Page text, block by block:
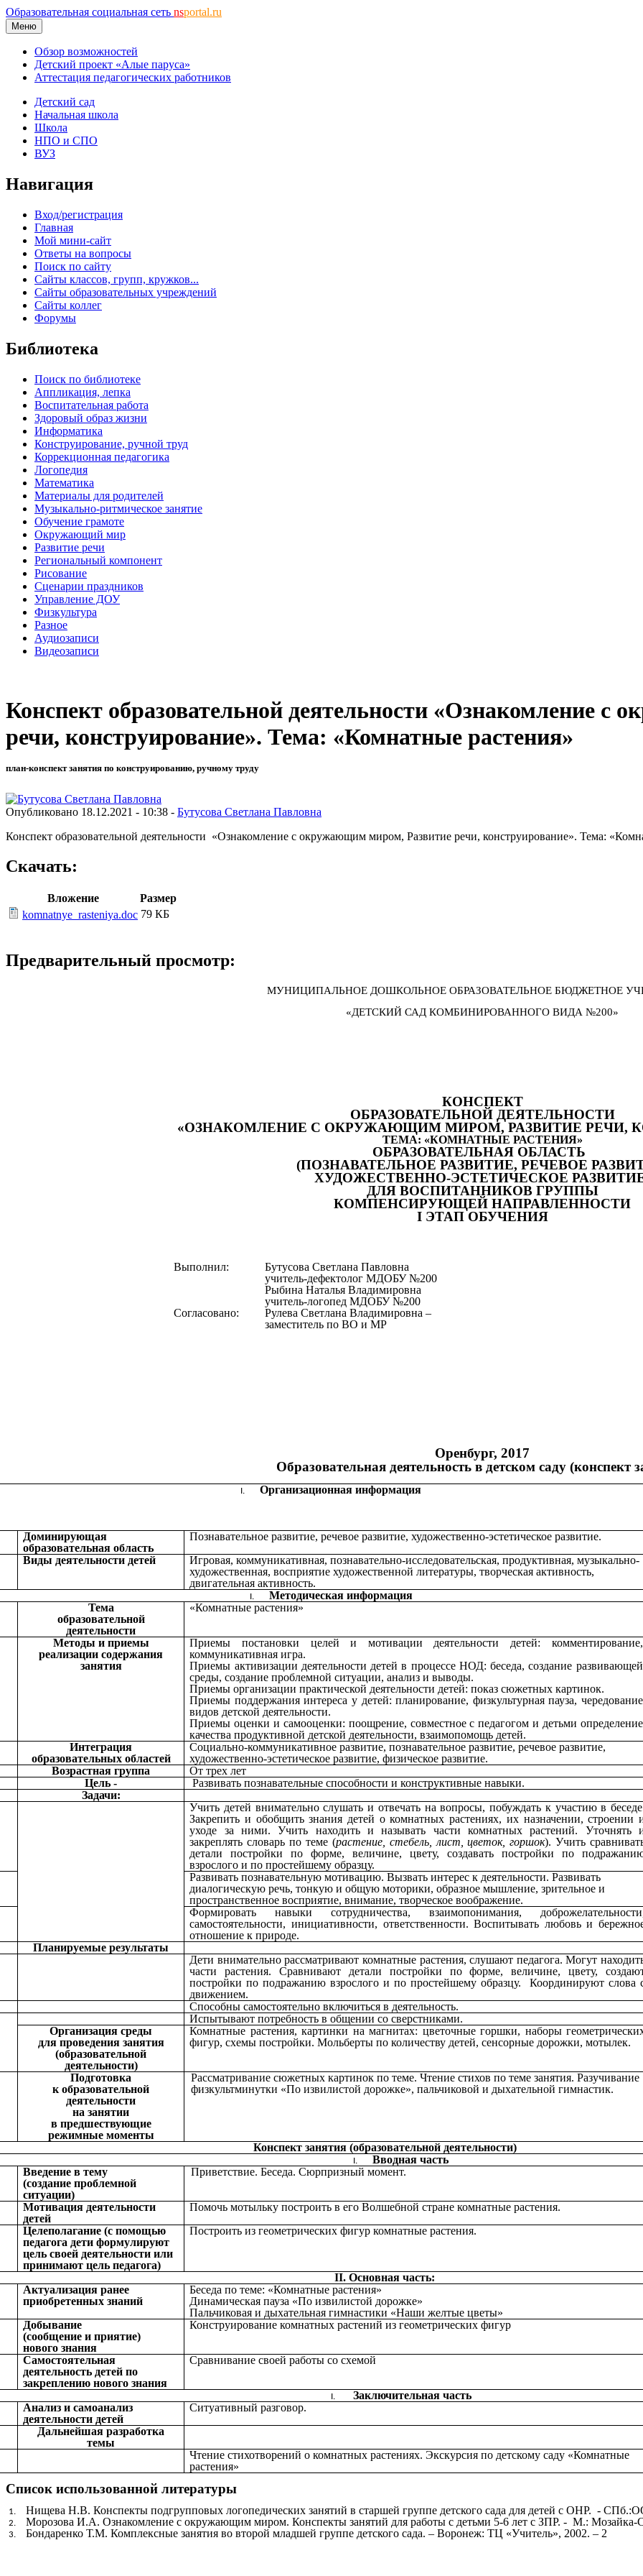
Образовательная социальная сеть nsportal.ru
Меню
Обзор возможностей
Детский проект «Алые паруса»
Аттестация педагогических работников
Детский сад
Начальная школа
Школа
НПО и СПО
ВУЗ
Навигация
Вход/регистрация
Главная
Мой мини-сайт
Ответы на вопросы
Поиск по сайту
Сайты классов, групп, кружков...
Сайты образовательных учреждений
Сайты коллег
Форумы
Библиотека
Поиск по библиотеке
Аппликация, лепка
Воспитательная работа
Здоровый образ жизни
Информатика
Конструирование, ручной труд
Коррекционная педагогика
Логопедия
Математика
Материалы для родителей
Музыкально-ритмическое занятие
Обучение грамоте
Окружающий мир
Развитие речи
Региональный компонент
Рисование
Сценарии праздников
Управление ДОУ
Физкультура
Разное
Аудиозаписи
Видеозаписи
Конспект образовательной деятельности «Ознакомление
речи, конструирование». Тема: «Комнатные растения»
план-конспект занятия по конструированию, ручному труду
Опубликовано 18.12.2021 - 10:38 - Бутусова Светлана Павловна
Конспект образовательной деятельности «Ознакомление с окружающим миром, Развитие речи, конструирование». Тема:
Скачать:
Вложение
Размер
komnatnye_rasteniya.doc 79 КБ
Предварительный просмотр:
МУНИЦИПАЛЬНОЕ ДОШКОЛЬНОЕ ОБРАЗОВАТЕЛЬНОЕ БЮДЖЕТНОЕ
«ДЕТСКИЙ САД КОМБИНИРОВАННОГО ВИДА №200»
КОНСПЕКТ
ОБРАЗОВАТЕЛЬНОЙ ДЕЯТЕЛЬНОСТИ
«ОЗНАКОМЛЕНИЕ С ОКРУЖАЮЩИМ МИРОМ, РАЗВИТИЕ РЕЧИ,
ТЕМА: «КОМНАТНЫЕ РАСТЕНИЯ»
ОБРАЗОВАТЕЛЬНАЯ ОБЛАСТЬ
(ПОЗНАВАТЕЛЬНОЕ РАЗВИТИЕ, РЕЧЕВОЕ
ХУДОЖЕСТВЕННО-ЭСТЕТИЧЕСКОЕ
ДЛЯ ВОСПИТАННИКОВ ГРУППЫ
КОМПЕНСИРУЮЩЕЙ НАПРАВЛЕННОСТИ
I ЭТАП ОБУЧЕНИЯ
Выполнил:
Бутусова Светлана Павловна
учитель-дефектолог МДОБУ №200
Рыбина Наталья Владимировна
учитель-логопед МДОБУ №200
Согласовано:
Рулева Светлана Владимировна –
заместитель по ВО и МР
Оренбург, 2017
Образовательная деятельность в детском саду (конспект
Организационная информация
Доминирующая
образовательная область
Познавательное развитие, речевое развитие, художественно-эстетическое развитие.
Виды деятельности детей
Игровая, коммуникативная, познавательно-исследовательская, продуктивная, музыкально-
художественная, восприятие художественной литературы, творческая активность,
двигательная активность.
Методическая информация
Тема
образовательной
деятельности
«Комнатные растения»
Методы и приемы
реализации содержания
занятия
Приемы постановки целей и мотивации деятельности детей: комментирование,
коммуникативная игра.
Приемы активизации деятельности детей в процессе НОД: беседа, создание развивающей
среды, создание проблемной ситуации, анализ и выводы.
Приемы организации практической деятельности детей: показ сюжетных картинок.
Приемы поддержания интереса у детей: планирование, физкультурная пауза, чередование
видов детской деятельности.
Приемы оценки и самооценки: поощрение, совместное с педагогом и детьми определение
качества продуктивной детской деятельности, взаимопомощь детей.
Интеграция
образовательных областей
Социально-коммуникативное развитие, познавательное развитие, речевое развитие,
художественно-эстетическое развитие, физическое развитие.
Возрастная группа
От трех лет
Цель -
Развивать познавательные способности и конструктивные навыки.
Задачи:
Учить детей внимательно слушать и отвечать на вопросы, побуждать к участию в
Закрепить и обобщить знания детей о комнатных растениях, их назначении, строении
уходе за ними. Учить находить и называть части комнатных растений. Уточнять
закреплять словарь по теме (растение, стебель, лист, цветок, горшок). Учить
детали постройки по форме, величине, цвету, создавать постройки по
взрослого и по простейшему образцу.
Развивать познавательную мотивацию. Вызвать интерес к деятельности. Развивать
диалогическую речь, тонкую и общую моторики, образное мышление, зрительное и
пространственное восприятие, внимание, творческое воображение.
Формировать навыки сотрудничества, взаимопонимания,
самостоятельности, инициативности, ответственности. Воспитывать любовь и
отношение к природе.
Планируемые результаты
Дети внимательно рассматривают комнатные растения, слушают педагога. Могут
части растения. Сравнивают детали постройки по форме, величине, цвету,
постройки по подражанию взрослого и по простейшему образцу. Координируют слова
движением.
Способны самостоятельно включиться в деятельность.
Испытывают потребность в общении со сверстниками.
Организация среды
для проведения занятия
(образовательной
деятельности)
Комнатные растения, картинки на магнитах: цветочные горшки, наборы
фигур, схемы постройки. Мольберты по количеству детей, сенсорные дорожки, мотылек.
Подготовка
к образовательной
деятельности
на занятии
в предшествующие
режимные моменты
Рассматривание сюжетных картинок по теме. Чтение стихов по теме занятия. Разучивание
физкультминутки «По извилистой дорожке», пальчиковой и дыхательной гимнастик.
Конспект занятия (образовательной деятельности)
Вводная часть
Введение в тему
(создание проблемной
ситуации)
Приветствие. Беседа. Сюрпризный момент.
Мотивация деятельности
детей
Помочь мотыльку построить в его Волшебной стране комнатные растения.
Целеполагание (с помощью
педагога дети формулируют
цель своей деятельности или
принимают цель педагога)
Построить из геометрических фигур комнатные растения.
II. Основная часть:
Актуализация ранее
приобретенных знаний
Беседа по теме: «Комнатные растения»
Динамическая пауза «По извилистой дорожке»
Пальчиковая и дыхательная гимнастики «Наши желтые цветы»
Добывание
(сообщение и приятие)
нового знания
Конструирование комнатных растений из геометрических фигур
Самостоятельная
деятельность детей по
закреплению нового знания
Сравнивание своей работы со схемой
Заключительная часть
Анализ и самоанализ
деятельности детей
Ситуативный разговор.
Дальнейшая разработка
темы
Чтение стихотворений о комнатных растениях. Экскурсия по детскому саду «Комнатные
растения»
Список использованной литературы
Нищева Н.В. Конспекты подгрупповых логопедических занятий в старшей группе детского сада для детей с ОНР.
Морозова И.А. Ознакомление с окружающим миром. Конспекты занятий для работы с детьми 5-6 лет с ЗПР. - М.: Мозайка-
Бондаренко Т.М. Комплексные занятия во второй младшей группе детского сада. – Воронеж: ТЦ «Учитель», 2002. – 2